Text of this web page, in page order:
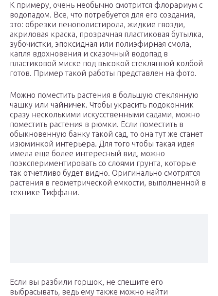
К примеру, очень необычно смотрится флорариум с
водопадом. Все, что потребуется для его создания,
это: обрезки пенополистирола, жидкие гвозди,
акриловая краска, прозрачная пластиковая бутылка,
зубочистки, эпоксидная или полиэфирная смола,
капля вдохновения и сказочный водопад в
пластиковой миске под высокой стеклянной колбой
готов. Пример такой работы представлен на фото.
Можно поместить растения в большую стеклянную
чашку или чайничек. Чтобы украсить подоконник
сразу несколькими искусственными садами, можно
поместить растения в рюмки. Если поместить в
обыкновенную банку такой сад, то она тут же станет
изюминкой интерьера. Для того чтобы такая идея
имела еще более интересный вид, можно
поэкспериментировать со слоями грунта, которые
так отчетливо будет видно. Оригинально смотрятся
растения в геометрической емкости, выполненной в
технике Тиффани.
Если вы разбили горшок, не спешите его
выбрасывать, ведь ему также можно найти